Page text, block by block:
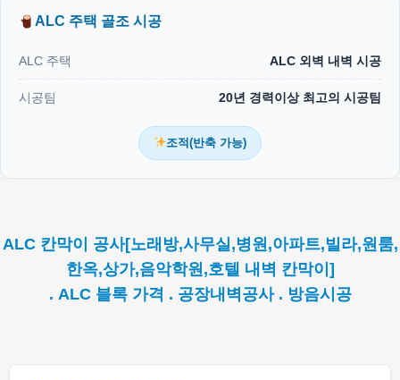
ALC 주택 골조 시공
ALC 주택 ALC 외벽 내벽 시공
시공팀 20년 경력이상 최고의 시공팀
조적(반축 가능)
ALC 칸막이 공사[노래방,사무실,병원,아파트,빌라,원룸,
한옥,상가,음악학원,호텔 내벽 칸막이]
. ALC 블록 가격 . 공장내벽공사 . 방음시공